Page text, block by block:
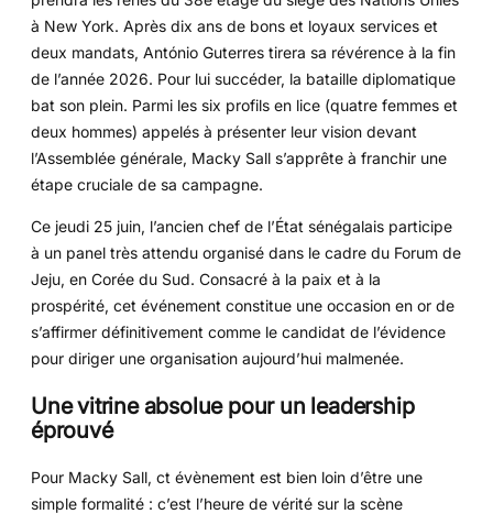
à New York. Après dix ans de bons et loyaux services et
deux mandats, António Guterres tirera sa révérence à la fin
de l’année 2026. Pour lui succéder, la bataille diplomatique
bat son plein. Parmi les six profils en lice (quatre femmes et
deux hommes) appelés à présenter leur vision devant
l’Assemblée générale, Macky Sall s’apprête à franchir une
étape cruciale de sa campagne.
Ce jeudi 25 juin, l’ancien chef de l’État sénégalais participe
à un panel très attendu organisé dans le cadre du Forum de
Jeju, en Corée du Sud. Consacré à la paix et à la
prospérité, cet événement constitue une occasion en or de
s’affirmer définitivement comme le candidat de l’évidence
pour diriger une organisation aujourd’hui malmenée.
Une vitrine absolue pour un leadership
éprouvé
Pour Macky Sall, ct évènement est bien loin d’être une
simple formalité : c’est l’heure de vérité sur la scène